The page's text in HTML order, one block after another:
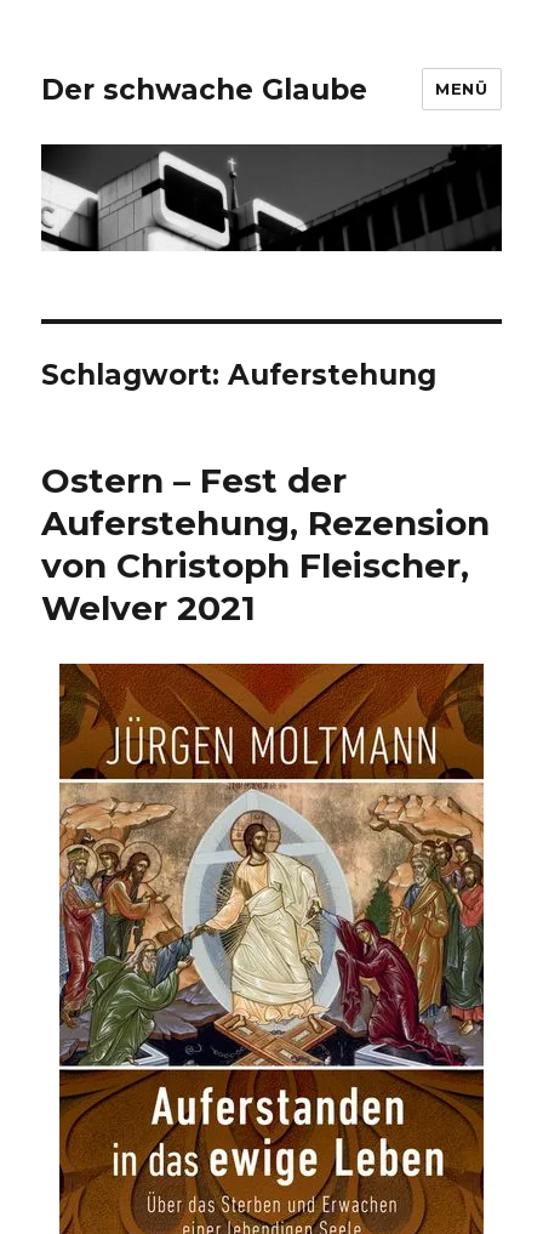
Der schwache Glaube MENÜ
Schlagwort:Auferstehung
Ostern – Fest der
Auferstehung, Rezension
von Christoph Fleischer,
Welver 2021